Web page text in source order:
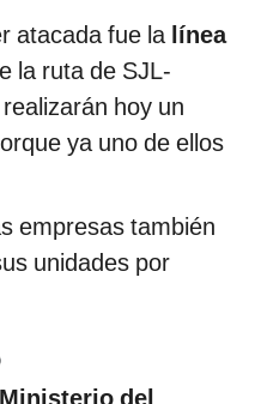
atacada fue la línea
la ruta de SJL-
hoy un
ya uno de ellos
empresas también
unidades por
Ministerio del